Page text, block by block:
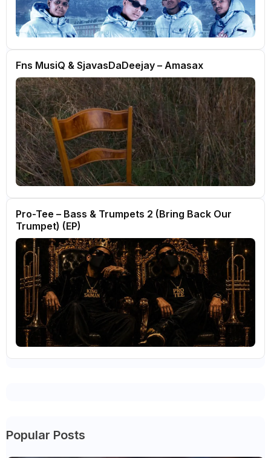
Fns MusiQ & SjavasDaDeejay – Amasax
Pro-Tee – Bass & Trumpets 2 (Bring Back Our
Trumpet) (EP)
Popular Posts